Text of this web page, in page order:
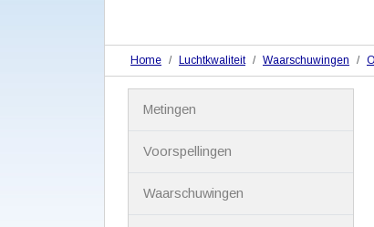
Home Luchtkwaliteit Waarschuwingen
Metingen
Voorspellingen
Waarschuwingen